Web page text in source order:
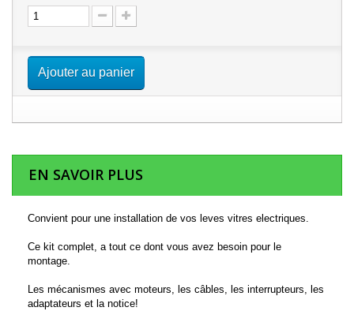
Ajouter au panier
EN SAVOIR PLUS
Convient pour une installation de vos leves vitres electriques.
Ce kit complet, a tout ce dont vous avez besoin pour le
montage.
Les mécanismes avec moteurs, les câbles, les interrupteurs, les
adaptateurs et la notice!